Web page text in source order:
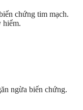
chứng tim mạch.
hiểm.
ngừa biến chứng.